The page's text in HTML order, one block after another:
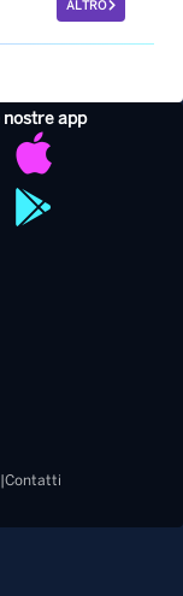
ALTRO
nostre app
Contatti